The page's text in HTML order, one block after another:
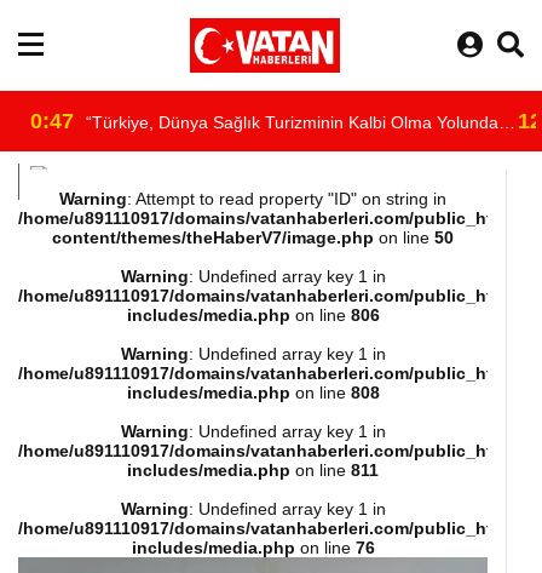
0:47 “Türkiye, Dünya Sağlık Turizminin Kalbi Olma Yolunda
content/themes/theHaberV7/dosyalar/moduller/header-
havadurumu.php
on line 16
Warning: Attempt to read property "ID" on string in
/home/u891110917/domains/vatanhaberleri.com/public_html/
content/themes/theHaberV7/image.php on line 50
Warning: Undefined array key 1 in
/home/u891110917/domains/vatanhaberleri.com/public_html/
includes/media.php on line 806
Warning: Undefined array key 1 in
/home/u891110917/domains/vatanhaberleri.com/public_html/
includes/media.php on line 808
Warning: Undefined array key 1 in
/home/u891110917/domains/vatanhaberleri.com/public_html/
includes/media.php on line 811
Warning: Undefined array key 1 in
/home/u891110917/domains/vatanhaberleri.com/public_html/
includes/media.php on line 76